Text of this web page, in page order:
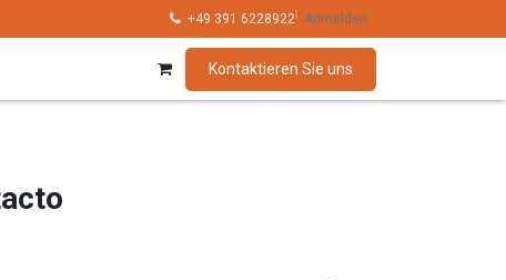
Kollektionen Marken
+49 391 6228922 Anmelden
Kontaktieren Sie uns